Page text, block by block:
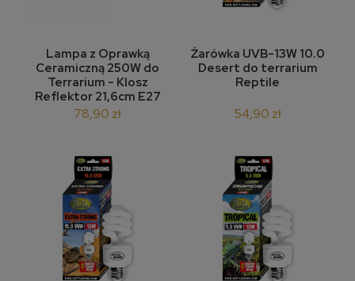
Lampa z Oprawką
Ceramiczną 250W do
Terrarium - Klosz
Reflektor 21,6cm E27
Reptile Nova
78,90 zł
Żarówka UVB-13W 10.0
Desert do terrarium
Reptile
54,90 zł